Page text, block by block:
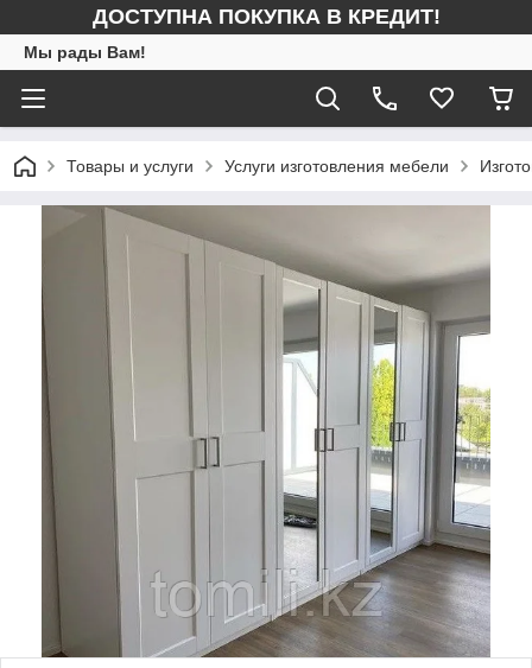
ДОСТУПНА ПОКУПКА В КРЕДИТ!
Мы рады Вам!
Товары и услуги Услуги изготовления мебели